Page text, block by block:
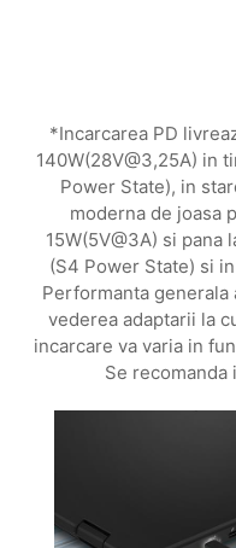
*Incarcarea PD
140W(28V@3,25A) in
Power State), in
moderna de joasa
15W(5V@3A) si pana
(S4 Power State) si
Performanta
vederea adaptarii la
incarcare va varia in
Se recomanda